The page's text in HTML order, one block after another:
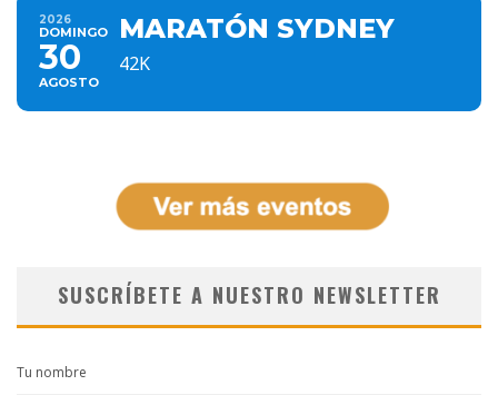
2026
DOMINGO
30
AGOSTO
MARATÓN SYDNEY
42K
SUSCRÍBETE A NUESTRO NEWSLETTER
Tu nombre